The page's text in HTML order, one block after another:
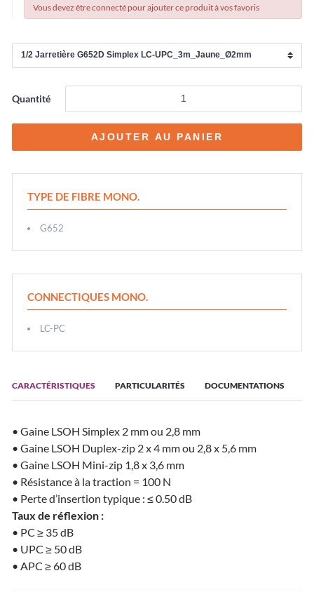
CARACTÉRISTIQUES PARTICULARITÉS DOCUMENTATIONS
• Gaine LSOH Simplex 2 mm ou 2,8 mm
• Gaine LSOH Duplex-zip 2 x 4 mm ou 2,8 x 5,6 mm
• Gaine LSOH Mini-zip 1,8 x 3,6 mm
• Résistance à la traction = 100 N
• Perte d’insertion typique : ≤ 0.50 dB
Taux de réflexion :
• PC ≥ 35 dB
• UPC ≥ 50 dB
• APC ≥ 60 dB
Vous devez être connecté pour ajouter ce produit à vos favoris
Quantité
TYPE DE FIBRE MONO.
G652
CONNECTIQUES MONO.
LC-PC